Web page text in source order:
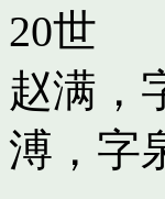
20世
赵满，
溥，字